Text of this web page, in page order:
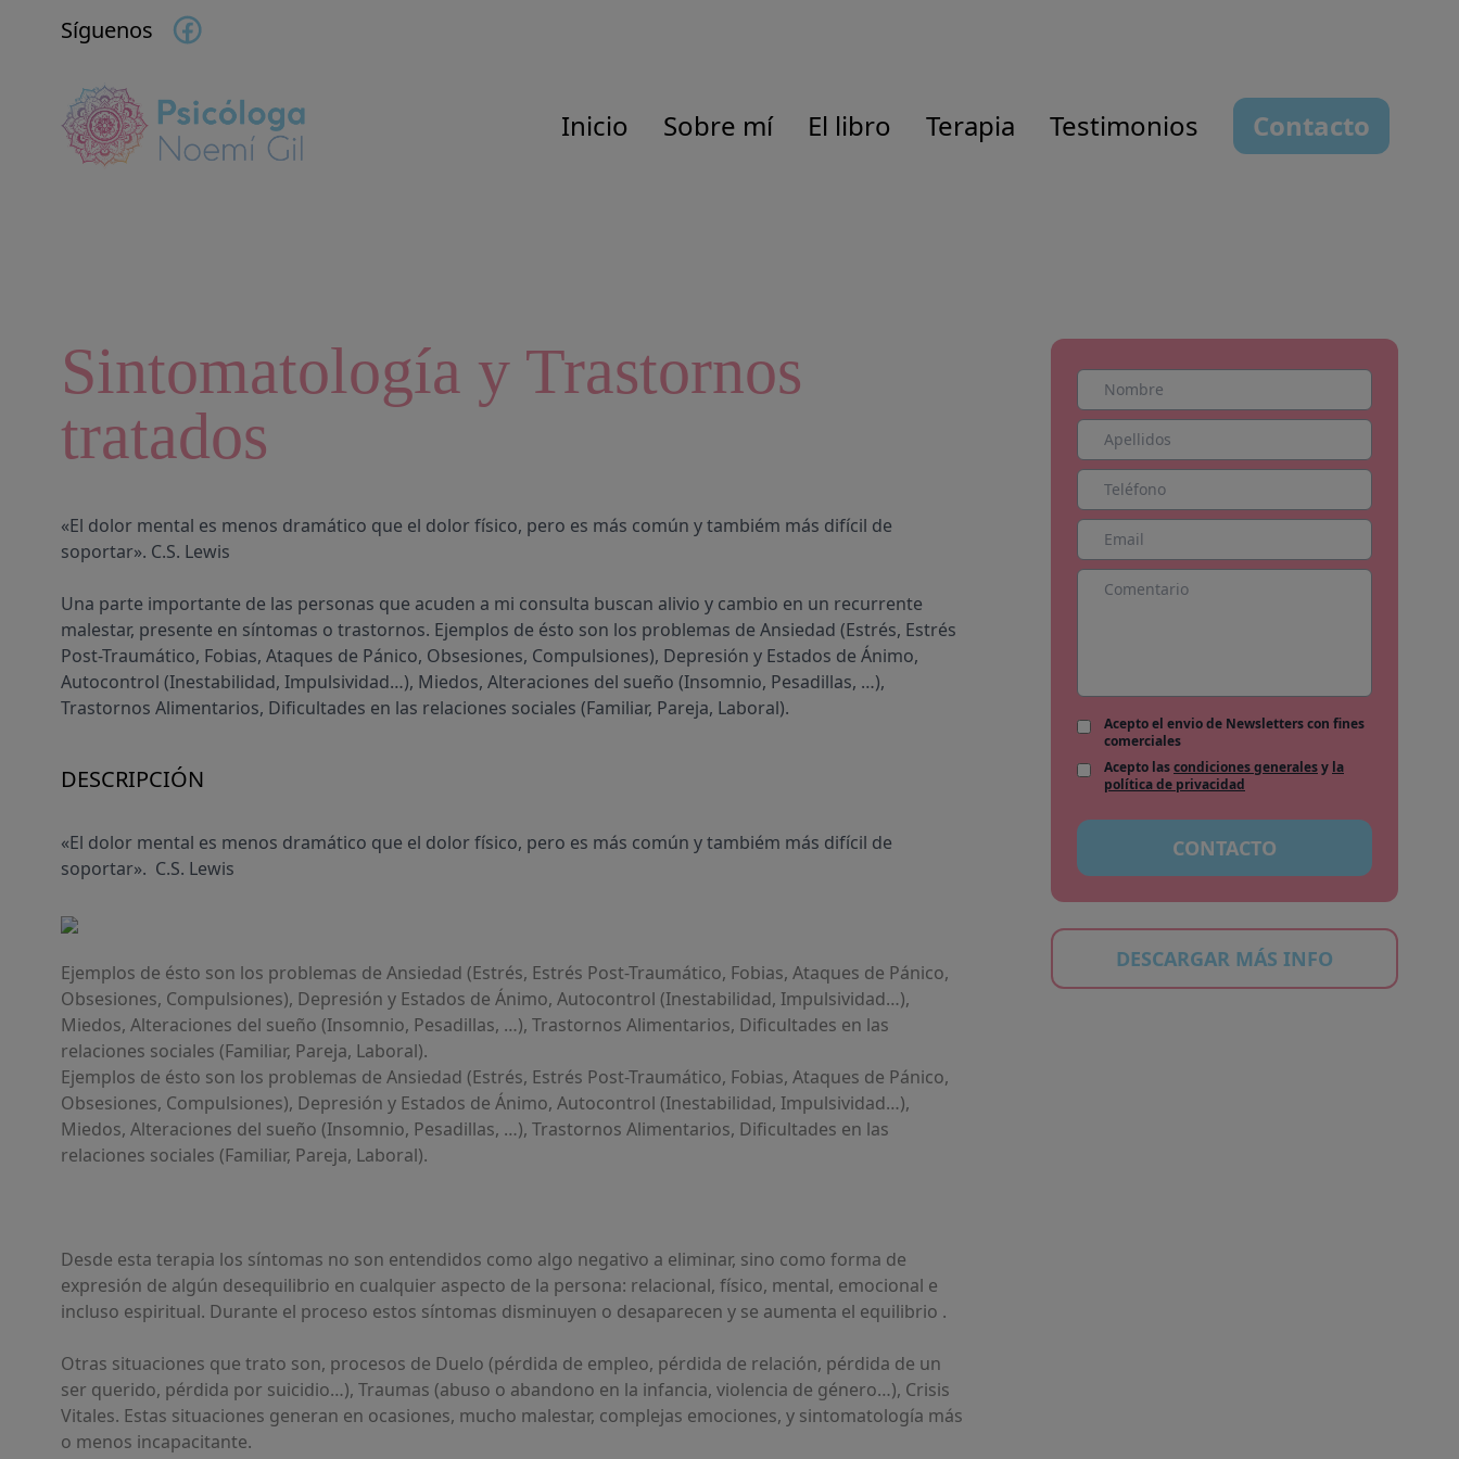
Síguenos
Inicio Sobre mí El libro Terapia Testimonios Contacto
Sintomatología y Trastornos
tratados
«El dolor mental es menos dramático que el dolor físico, pero es más común y tambiém más difícil de
soportar». C.S. Lewis
Una parte importante de las personas que acuden a mi consulta buscan alivio y cambio en un recurrente
malestar, presente en síntomas o trastornos. Ejemplos de ésto son los problemas de Ansiedad (Estrés, Estrés
Post-Traumático, Fobias, Ataques de Pánico, Obsesiones, Compulsiones), Depresión y Estados de Ánimo,
Autocontrol (Inestabilidad, Impulsividad…), Miedos, Alteraciones del sueño (Insomnio, Pesadillas, …),
Trastornos Alimentarios, Dificultades en las relaciones sociales (Familiar, Pareja, Laboral).
DESCRIPCIÓN
«El dolor mental es menos dramático que el dolor físico, pero es más común y tambiém más difícil de
soportar». C.S. Lewis
Ejemplos de ésto son los problemas de Ansiedad (Estrés, Estrés Post-Traumático, Fobias, Ataques de Pánico,
Obsesiones, Compulsiones), Depresión y Estados de Ánimo, Autocontrol (Inestabilidad, Impulsividad…),
Miedos, Alteraciones del sueño (Insomnio, Pesadillas, …), Trastornos Alimentarios, Dificultades en las
relaciones sociales (Familiar, Pareja, Laboral).
Ejemplos de ésto son los problemas de Ansiedad (Estrés, Estrés Post-Traumático, Fobias, Ataques de Pánico,
Obsesiones, Compulsiones), Depresión y Estados de Ánimo, Autocontrol (Inestabilidad, Impulsividad…),
Miedos, Alteraciones del sueño (Insomnio, Pesadillas, …), Trastornos Alimentarios, Dificultades en las
relaciones sociales (Familiar, Pareja, Laboral).
Desde esta terapia los síntomas no son entendidos como algo negativo a eliminar, sino como forma de
expresión de algún desequilibrio en cualquier aspecto de la persona: relacional, físico, mental, emocional e
incluso espiritual. Durante el proceso estos síntomas disminuyen o desaparecen y se aumenta el equilibrio .
Otras situaciones que trato son, procesos de Duelo (pérdida de empleo, pérdida de relación, pérdida de un
ser querido, pérdida por suicidio…), Traumas (abuso o abandono en la infancia, violencia de género…), Crisis
Vitales. Estas situaciones generan en ocasiones, mucho malestar, complejas emociones, y sintomatología más
o menos incapacitante.
Acepto el envio de Newsletters con fines
comerciales
Acepto lascondiciones generalesy la
política de privacidad
CONTACTO
DESCARGAR MÁS INFO